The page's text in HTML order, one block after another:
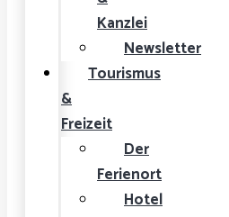
Kanzlei
Newsletter
Tourismus
&
Freizeit
Der
Ferienort
Hotel